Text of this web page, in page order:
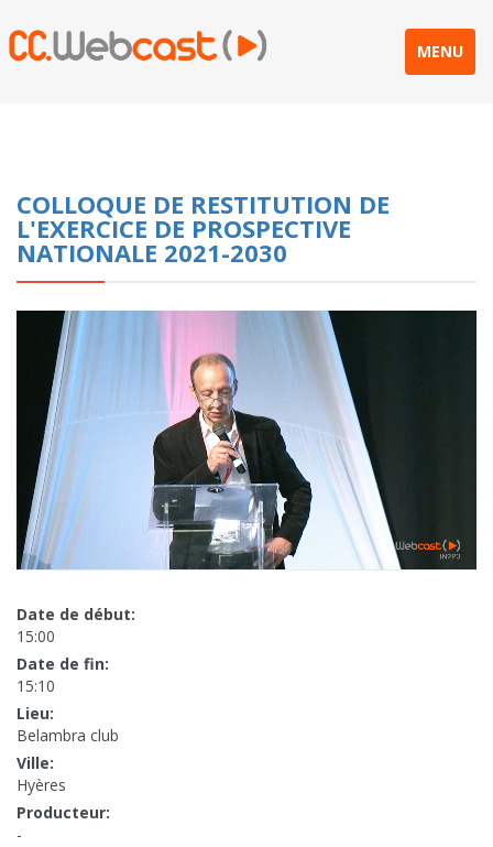
MENU
COLLOQUE DE RESTITUTION DE
L'EXERCICE DE PROSPECTIVE
NATIONALE 2021-2030
Date de début:
15:00
Date de fin:
15:10
Lieu:
Belambra club
Ville:
Hyères
Producteur:
-